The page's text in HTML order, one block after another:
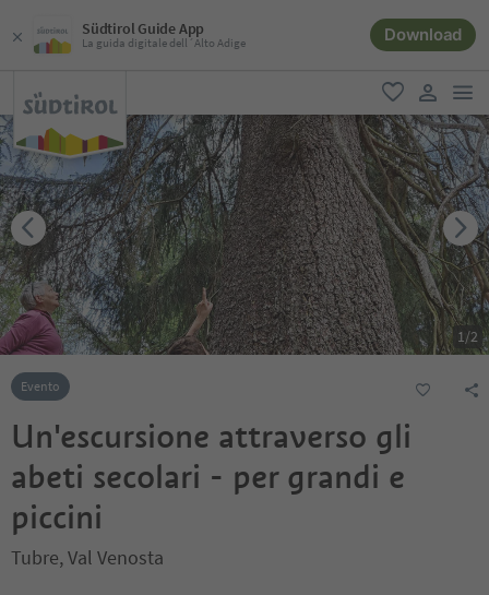
Südtirol Guide App
La guida digitale dell´Alto Adige Download
favoriti
user link
1/2
Evento
Un'escursione attraverso gli
abeti secolari - per grandi e
piccini
Tubre, Val Venosta